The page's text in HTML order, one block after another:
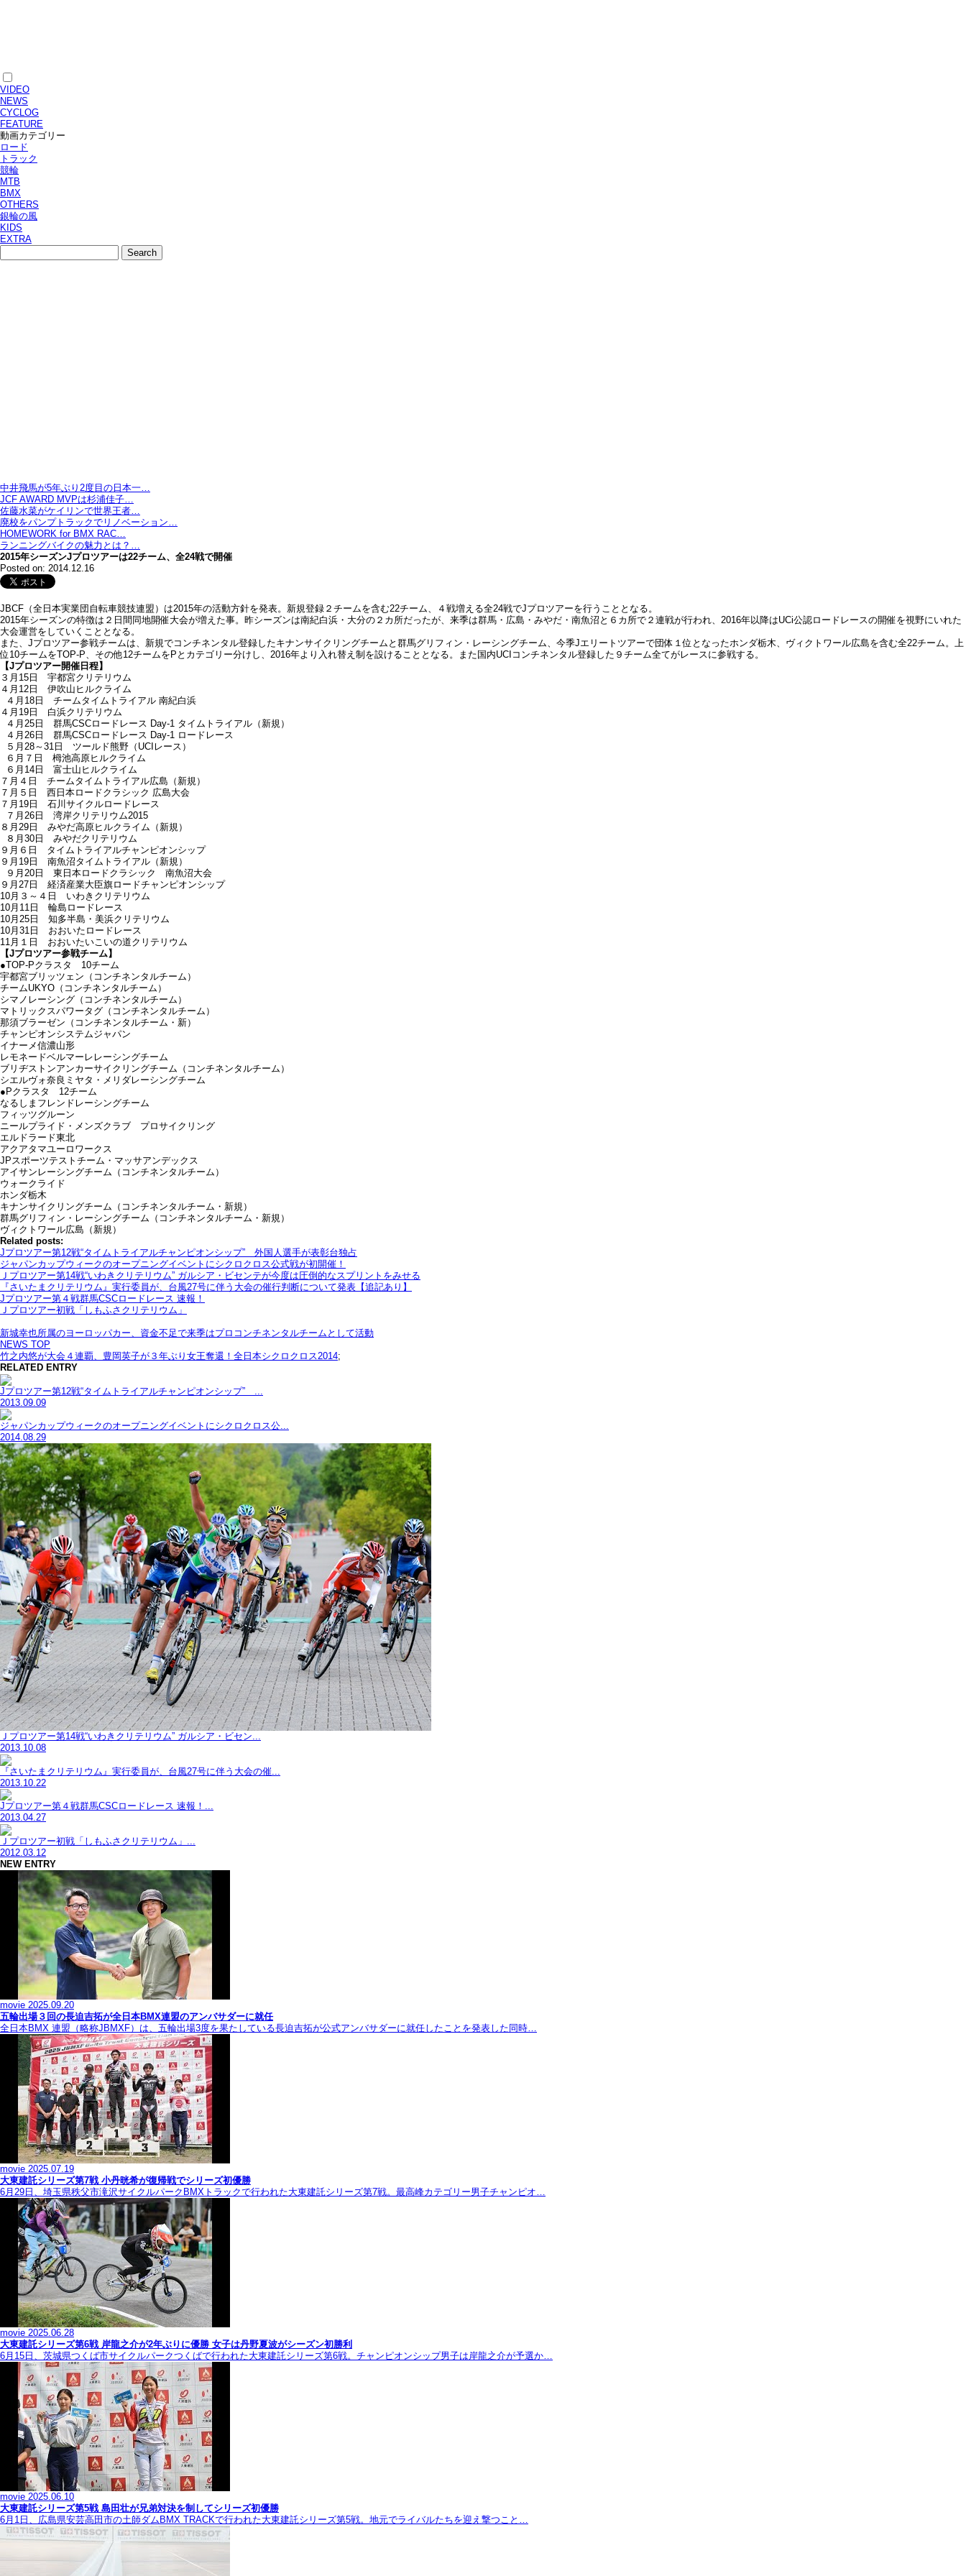
VIDEO
NEWS
CYCLOG
FEATURE
動画カテゴリー
ロード
トラック
競輪
MTB
BMX
OTHERS
銀輪の風
KIDS
EXTRA
中井飛馬が5年ぶり2度目の日本一…
JCF AWARD MVPは杉浦佳子…
佐藤水菜がケイリンで世界王者…
廃校をパンプトラックでリノベーション…
HOMEWORK for BMX RAC…
ランニングバイクの魅力とは？…
2015年シーズンJプロツアーは22チーム、全24戦で開催
Posted on: 2014.12.16
JBCF（全日本実業団自転車競技連盟）は2015年の活動方針を発表。新規登録２チームを含む22チーム、４戦増える全24戦でJプロツアーを行うこととなる。
2015年シーズンの特徴は２日間同地開催大会が増えた事。昨シーズンは南紀白浜・大分の２カ所だったが、来季は群馬・広島・みやだ・南魚沼と６カ所で２連戦が行われ、2016年以降はUCi公認ロードレースの開催を視野にいれた
大会運営をしていくこととなる。
また、Jプロツアー参戦チームは、新規でコンチネンタル登録したキナンサイクリングチームと群馬グリフィン・レーシングチーム、今季Jエリートツアーで団体１位となったホンダ栃木、ヴィクトワール広島を含む全22チーム。上
位10チームをTOP-P、その他12チームをPとカテゴリー分けし、2016年より入れ替え制を設けることとなる。また国内UCIコンチネンタル登録した９チーム全てがレースに参戦する。
【Jプロツアー開催日程】
３月15日 宇都宮クリテリウム
４月12日 伊吹山ヒルクライム
４月18日 チームタイムトライアル 南紀白浜
４月19日 白浜クリテリウム
４月25日 群馬CSCロードレース Day-1 タイムトライアル（新規）
４月26日 群馬CSCロードレース Day-1 ロードレース
５月28～31日 ツールド熊野（UCIレース）
６月７日 栂池高原ヒルクライム
６月14日 富士山ヒルクライム
７月４日 チームタイムトライアル広島（新規）
７月５日 西日本ロードクラシック 広島大会
７月19日 石川サイクルロードレース
７月26日 湾岸クリテリウム2015
８月29日 みやだ高原ヒルクライム（新規）
８月30日 みやだクリテリウム
９月６日 タイムトライアルチャンピオンシップ
９月19日 南魚沼タイムトライアル（新規）
９月20日 東日本ロードクラシック 南魚沼大会
９月27日 経済産業大臣旗ロードチャンピオンシップ
10月３～４日 いわきクリテリウム
10月11日 輪島ロードレース
10月25日 知多半島・美浜クリテリウム
10月31日 おおいたロードレース
11月１日 おおいたいこいの道クリテリウム
【Jプロツアー参戦チーム】
●TOP-Pクラスタ 10チーム
宇都宮ブリッツェン（コンチネンタルチーム）
チームUKYO（コンチネンタルチーム）
シマノレーシング（コンチネンタルチーム）
マトリックスパワータグ（コンチネンタルチーム）
那須ブラーゼン（コンチネンタルチーム・新）
チャンピオンシステムジャパン
イナーメ信濃山形
レモネードベルマーレレーシングチーム
ブリヂストンアンカーサイクリングチーム（コンチネンタルチーム）
シエルヴォ奈良ミヤタ・メリダレーシングチーム
●Pクラスタ 12チーム
なるしまフレンドレーシングチーム
フィッツグルーン
ニールプライド・メンズクラブ プロサイクリング
エルドラード東北
アクアタマユーロワークス
JPスポーツテストチーム・マッサアンデックス
アイサンレーシングチーム（コンチネンタルチーム）
ウォークライド
ホンダ栃木
キナンサイクリングチーム（コンチネンタルチーム・新規）
群馬グリフィン・レーシングチーム（コンチネンタルチーム・新規）
ヴィクトワール広島（新規）
Related posts:
Jプロツアー第12戦“タイムトライアルチャンピオンシップ” 外国人選手が表彰台独占
ジャパンカップウィークのオープニングイベントにシクロクロス公式戦が初開催！
Ｊプロツアー第14戦“いわきクリテリウム” ガルシア・ビセンテが今度は圧倒的なスプリントをみせる
『さいたまクリテリウム』実行委員が、台風27号に伴う大会の催行判断について発表【追記あり】
Jプロツアー第４戦群馬CSCロードレース 速報！
Ｊプロツアー初戦「しもふさクリテリウム」
新城幸也所属のヨーロッパカー、資金不足で来季はプロコンチネンタルチームとして活動
NEWS TOP
竹之内悠が大会４連覇、豊岡英子が３年ぶり女王奪還！全日本シクロクロス2014;
RELATED ENTRY
Jプロツアー第12戦“タイムトライアルチャンピオンシップ” ...
2013.09.09
ジャパンカップウィークのオープニングイベントにシクロクロス公...
2014.08.29
Ｊプロツアー第14戦“いわきクリテリウム” ガルシア・ビセン...
2013.10.08
『さいたまクリテリウム』実行委員が、台風27号に伴う大会の催...
2013.10.22
Jプロツアー第４戦群馬CSCロードレース 速報！...
2013.04.27
Ｊプロツアー初戦「しもふさクリテリウム」...
2012.03.12
NEW ENTRY
movie 2025.09.20
五輪出場３回の長迫吉拓が全日本BMX連盟のアンバサダーに就任
全日本BMX 連盟（略称JBMXF）は、五輪出場3度を果たしている長迫吉拓が公式アンバサダーに就任したことを発表した同時…
movie 2025.07.19
大東建託シリーズ第7戦 ⼩丹晄希が復帰戦でシリーズ初優勝
6月29日、埼玉県秩父市滝沢サイクルパークBMXトラックで行われた大東建託シリーズ第7戦。最高峰カテゴリー男子チャンピオ…
movie 2025.06.28
大東建託シリーズ第6戦 岸龍之介が2年ぶりに優勝 女子は丹野夏波がシーズン初勝利
6月15日、茨城県つくば市サイクルパークつくばで行われた大東建託シリーズ第6戦。チャンピオンシップ男子は岸龍之介が予選か…
movie 2025.06.10
大東建託シリーズ第5戦 島田壮が兄弟対決を制してシリーズ初優勝
6月1日、広島県安芸高田市の土師ダムBMX TRACKで行われた大東建託シリーズ第5戦。地元でライバルたちを迎え撃つこと…